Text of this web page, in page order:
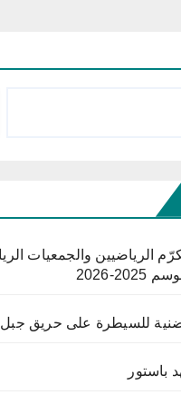
الرياضيين والجمعيات
2026
للسيطرة على حريق
باستور